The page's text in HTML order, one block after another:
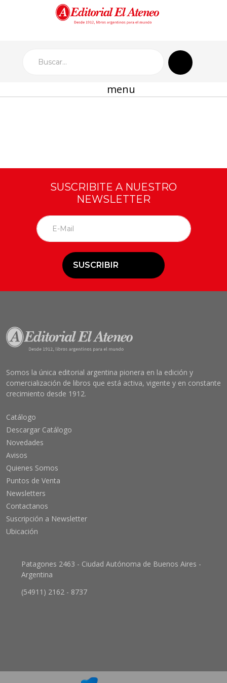
menu
SUSCRIBITE A NUESTRO
NEWSLETTER
SUSCRIBIR
Somos la única editorial argentina pionera en la edición y
comercialización de libros que está activa, vigente y en constante
crecimiento desde 1912.
Catálogo
Descargar Catálogo
Novedades
Avisos
Quienes Somos
Puntos de Venta
Newsletters
Contactanos
Suscripción a Newsletter
Ubicación
Patagones 2463 - Ciudad Autónoma de Buenos Aires -
Argentina
(54911) 2162 - 8737